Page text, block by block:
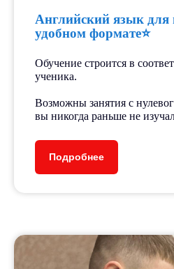
Английский язык для
удобном формате⭐️
Обучение строится в
ученика.
Возможны занятия с
вы никогда раньше не
Подробнее
Опытные педагоги-тьютеры
уделяют внимание каждому
ребёнку.
лет работы